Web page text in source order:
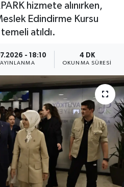
hizmete alınırken,
Edindirme Kursu
atıldı.
- 18:10 4 DK
OKUNMA SÜRESI